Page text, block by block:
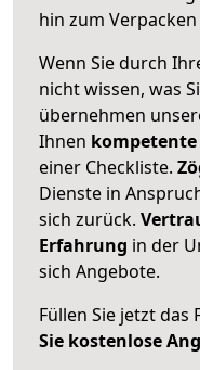
hin zum
Wenn Sie durch
nicht wissen, was
übernehmen
Ihnen
einer Checkliste.
Dienste in
sich zurück.
Erfahrung in der
sich Angebote.
Füllen Sie jetzt das
Sie kostenlose